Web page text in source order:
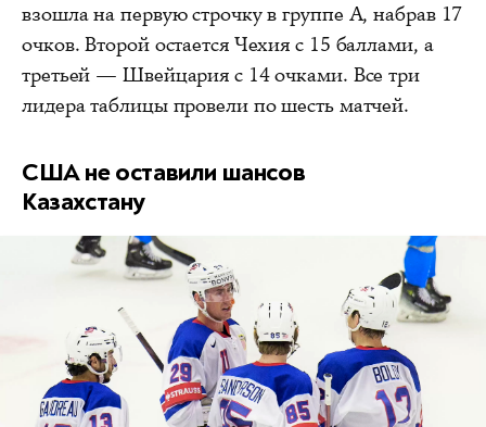
взошла на первую строчку в группе A, набрав 17
очков. Второй остается Чехия с 15 баллами, а
третьей — Швейцария с 14 очками. Все три
лидера таблицы провели по шесть матчей.
США не оставили шансов
Казахстану